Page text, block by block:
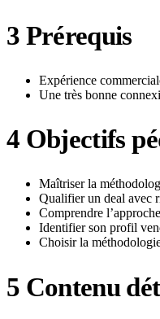
3 Prérequis
Expérience
Une très bonne
4 Objectifs
Maîtriser la
Qualifier un deal avec
Comprendre
Identifier son profil
Choisir la
5 Contenu